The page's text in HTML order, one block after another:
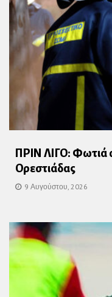
ΠΡΙΝ ΛΙΓΟ: Φωτιά
Ορεστιάδας
9 Αυγούστου, 2026